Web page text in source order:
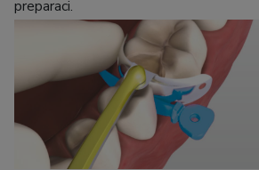
preparaci.